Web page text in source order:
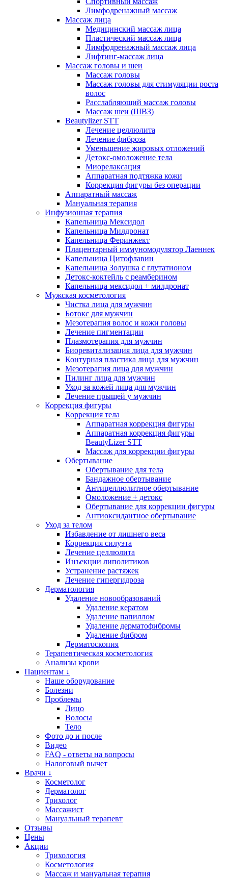
Лимфодренажный массаж
Массаж лица
Медицинский массаж лица
Пластический массаж лица
Лимфодренажный массаж лица
Лифтинг-массаж лица
Массаж головы и шеи
Массаж головы
Массаж головы для стимуляции роста
волос
Расслабляющий массаж головы
Массаж шеи (ШВЗ)
Beautylizer STT
Лечение целлюлита
Лечение фиброза
Уменьшение жировых отложений
Детокс-омоложение тела
Миорелаксация
Аппаратная подтяжка кожи
Коррекция фигуры без операции
Аппаратный массаж
Мануальная терапия
Инфузионная терапия
Капельница Мексидол
Капельница Милдронат
Капельница Феринжект
Плацентарный иммуномодулятор Лаеннек
Капельница Цитофлавин
Капельница Золушка с глутатионом
Детокс-коктейль с реамберином
Капельница мексидол + милдронат
Мужская косметология
Чистка лица для мужчин
Ботокс для мужчин
Мезотерапия волос и кожи головы
Лечение пигментации
Плазмотерапия для мужчин
Биоревитализация лица для мужчин
Контурная пластика лица для мужчин
Мезотерапия лица для мужчин
Пилинг лица для мужчин
Уход за кожей лица для мужчин
Лечение прыщей у мужчин
Коррекция фигуры
Коррекция тела
Аппаратная коррекция фигуры
Аппаратная коррекция фигуры
BeautyLizer STT
Массаж для коррекции фигуры
Обертывание
Обертывание для тела
Бандажное обертывание
Антицеллюлитное обертывание
Омоложение + детокс
Обертывание для коррекции фигуры
Антиоксидантное обертывание
Уход за телом
Избавление от лишнего веса
Коррекция силуэта
Лечение целлюлита
Инъекции липолитиков
Устранение растяжек
Лечение гипергидроза
Дерматология
Удаление новообразований
Удаление кератом
Удаление папиллом
Удаление дерматофибромы
Удаление фибром
Дерматоскопия
Терапевтическая косметология
Анализы крови
Пациентам ↓
Наше оборудование
Болезни
Проблемы
Лицо
Волосы
Тело
Фото до и после
Видео
FAQ - ответы на вопросы
Налоговый вычет
Врачи ↓
Косметолог
Дерматолог
Трихолог
Массажист
Мануальный терапевт
Отзывы
Цены
Акции
Трихология
Косметология
Массаж и мануальная терапия